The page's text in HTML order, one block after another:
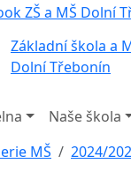
Základní škola a
Dolní Třebonín
Naše škola
MŠ 2024/